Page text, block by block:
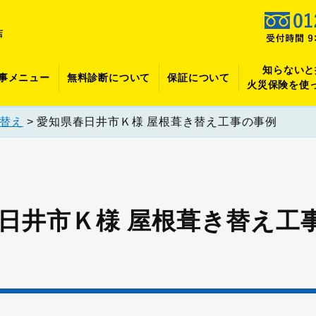
メニュー 無料診断について 保証について
知らない
火災保険を使
え >愛知県春日井市Ｋ様 屋根葺き替え工事の事例
井市Ｋ様 屋根葺き替え工